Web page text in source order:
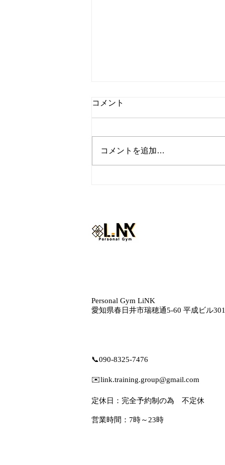
コメント
コメントを追加…
Personal Gym LiNK
愛知県春日井市瑞穂通5‐60 平成ビル301
📞090-8325-7476
✉️link.training.group@gmail.com
定休日：完全予約制の為 不定休
営業時間：7時～23時